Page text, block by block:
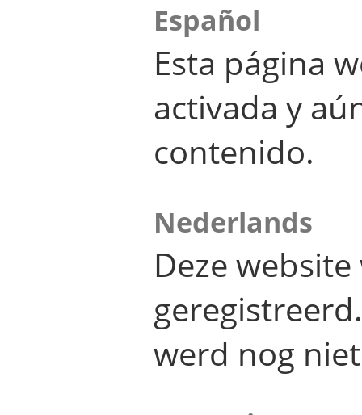
Español
Esta página
activada y
contenido.
Nederlands
Deze
werd nog